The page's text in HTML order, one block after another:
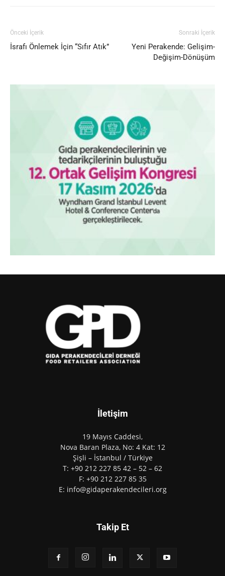
Önceki İçerik
İsrafı Önlemek İçin “Sıfır Atık”
Sonraki İçerik
Yeni Perakende: Gelişim-
Değişim-Dönüşüm
İletişim
19 Mayıs Caddesi,
Nova Baran Plaza, No: 4 Kat: 12
Şişli – İstanbul / Türkiye
T: +90 212 227 85 42 – 52 – 62
F: +90 212 227 85 35
E: info@gidaperakendecileri.org
Takip Et